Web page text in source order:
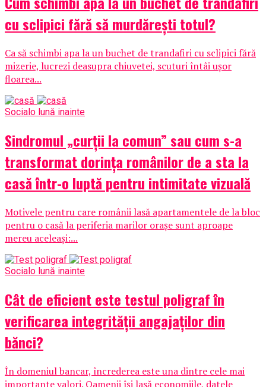
cu sclipici fără să murdărești totul?
Ca să schimbi apa la un buchet de trandafiri cu sclipici fără
mizerie, lucrezi deasupra chiuvetei, scuturi întâi ușor
floarea...
Socialo lună inainte
Sindromul „curții la comun” sau cum s-a
transformat dorința românilor de a sta la
casă într-o luptă pentru intimitate vizuală
Motivele pentru care românii lasă apartamentele de la bloc
pentru o casă la periferia marilor orașe sunt aproape
mereu aceleași:...
Socialo lună inainte
Cât de eficient este testul poligraf în
verificarea integrității angajaților din
bănci?
În domeniul bancar, încrederea este una dintre cele mai
importante valori. Oamenii își lasă economiile, datele